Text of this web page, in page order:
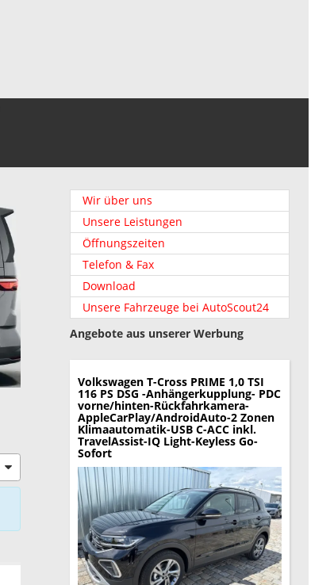
Wir über uns
Unsere Leistungen
Öffnungszeiten
Telefon & Fax
Download
Unsere Fahrzeuge bei AutoScout24
Angebote aus unserer Werbung
Volkswagen T-Cross PRIME 1,0 TSI
116 PS DSG -Anhängerkupplung- PDC
vorne/hinten-Rückfahrkamera-
AppleCarPlay/AndroidAuto-2 Zonen
Klimaautomatik-USB C-ACC inkl.
TravelAssist-IQ Light-Keyless Go-
Sofort